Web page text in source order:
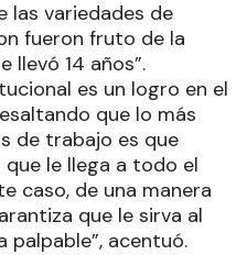
las variedades de
fueron fruto de la
llevó 14 años”.
es un logro en el
que lo más
de trabajo es que
le llega a todo el
caso, de una manera
que le sirva al
acentuó.